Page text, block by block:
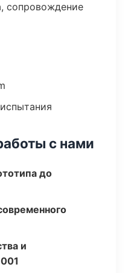
сопровождение
с нами
до
и